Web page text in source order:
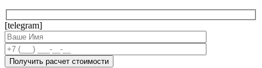
[telegram]